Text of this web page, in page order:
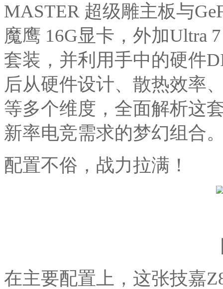
MASTER 超级雕主板与
魔鹰 16G显卡，外加Ultra
套装，并利用手中的硬件
后从硬件设计、散热效率
等多个维度，全面解析这
新率电竞需求的梦幻组合
配置不俗，战力拉满！
在主要配置上，这张技嘉